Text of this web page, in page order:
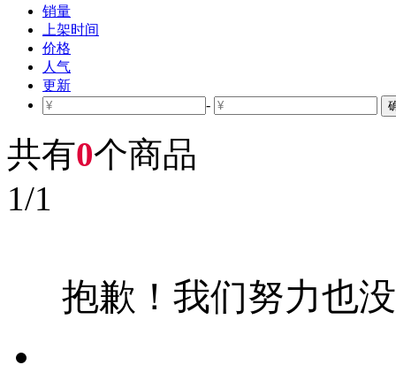
销量
上架时间
价格
人气
更新
-
共有0个商品
1/1
抱歉！我们努力也